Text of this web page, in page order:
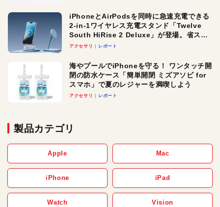
iPhoneとAirPodsを同時に急速充電できる
2-in-1ワイヤレス充電スタンド「Twelve
South HiRise 2 Deluxe」が登場。省スペ
ースでおしゃれに充電したい人にオスス
アクセサリ レポート
海やプールでiPhoneを守る！ ワンタッチ開
閉の防水ケース「簡単開閉 ミズアソビ for
スマホ」で夏のレジャーを満喫しよう
アクセサリ レポート
製品カテゴリ
Apple Mac
iPhone iPad
Watch Vision